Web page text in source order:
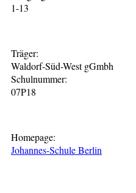
1-13
Träger:
Waldorf-Süd-West gGmbh
Schulnummer:
07P18
Homepage:
Johannes-Schule Berlin